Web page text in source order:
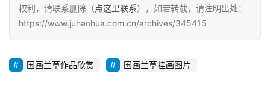
权利，请联系删除（点这里联系），如若转载，请注明出处：
https://www.juhaohua.com.cn/archives/345415
国画兰草作品欣赏 国画兰草挂画图片